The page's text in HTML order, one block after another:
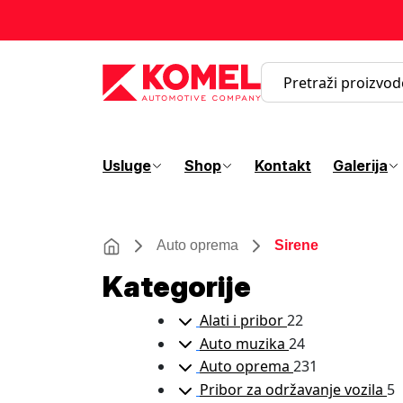
Usluge Shop Kontakt Galerija
Auto oprema Sirene
Kategorije
Alati i pribor22
Auto muzika 24
Auto oprema 231
Pribor za održavanje vozila 5